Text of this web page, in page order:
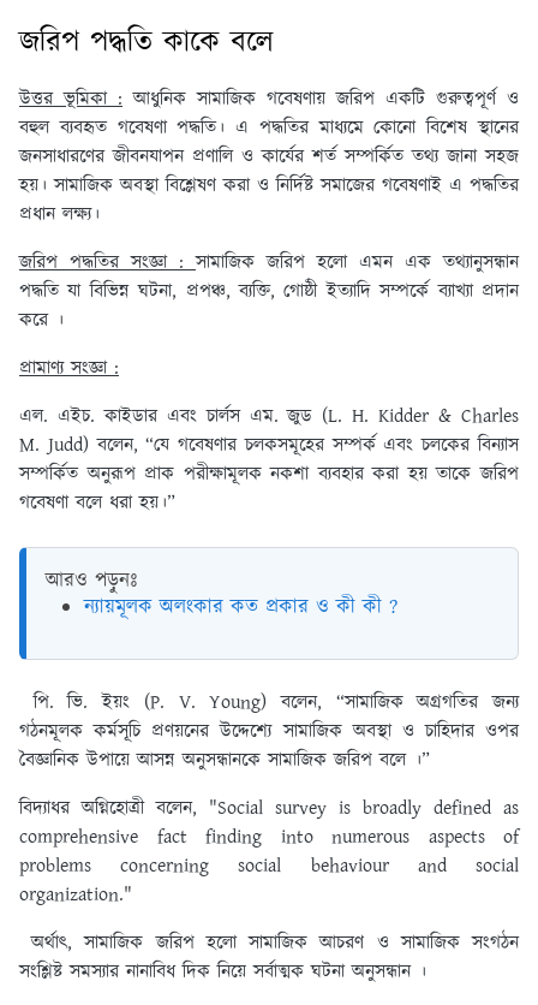
জরিপ পদ্ধতি কাকে বলে
উত্তর ভূমিকা : আধুনিক সামাজিক গবেষণায় জরিপ একটি গুরুত্বপূর্ণ ও
বহুল ব্যবহৃত গবেষণা পদ্ধতি। এ পদ্ধতির মাধ্যমে কোনো বিশেষ স্থানের
জনসাধারণের জীবনযাপন প্রণালি ও কার্যের শর্ত সম্পর্কিত তথ্য জানা সহজ
হয়। সামাজিক অবস্থা বিশ্লেষণ করা ও নির্দিষ্ট সমাজের গবেষণাই এ পদ্ধতির
প্রধান লক্ষ্য।
জরিপ পদ্ধতির সংজ্ঞা :সামাজিক জরিপ হলো এমন এক তথ্যানুসন্ধান
পদ্ধতি যা বিভিন্ন ঘটনা, প্রপঞ্চ, ব্যক্তি, গোষ্ঠী ইত্যাদি সম্পর্কে ব্যাখ্যা প্রদান
করে ।
প্রামাণ্য সংজ্ঞা :
এল. এইচ. কাইডার এবং চার্লস এম. জুড (L. H. Kidder & Charles
M. Judd) বলেন, “যে গবেষণার চলকসমূহের সম্পর্ক এবং চলকের বিন্যাস
সম্পর্কিত অনুরূপ প্রাক পরীক্ষামূলক নকশা ব্যবহার করা হয় তাকে জরিপ
গবেষণা বলে ধরা হয়।”
আরও পড়ুনঃ
ন্যায়মূলক অলংকার কত প্রকার ও কী কী ?
পি. ভি. ইয়ং (P. V. Young) বলেন, “সামাজিক অগ্রগতির জন্য
গঠনমূলক কর্মসূচি প্রণয়নের উদ্দেশ্যে সামাজিক অবস্থা ও চাহিদার ওপর
বৈজ্ঞানিক উপায়ে আসন্ন অনুসন্ধানকে সামাজিক জরিপ বলে ।”
বিদ্যাধর অগ্নিহোত্রী বলেন, "Social survey is broadly defined as
comprehensive fact finding into numerous aspects of
problems concerning social behaviour and social
organization."
অর্থাৎ, সামাজিক জরিপ হলো সামাজিক আচরণ ও সামাজিক সংগঠন
সংশ্লিষ্ট সমস্যার নানাবিধ দিক নিয়ে সর্বাত্মক ঘটনা অনুসন্ধান ।